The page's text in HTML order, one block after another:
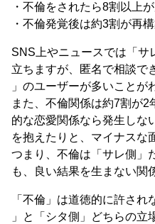
・不倫をされたら8割以上
・不倫発覚後は約3割が再
SNS上やニュースでは「サ
立ちますが、匿名で相談で
」のユーザーが多いことが
また、不倫関係は約7割が
的な恋愛関係なら発生しな
を抱えたりと、マイナスな
つまり、不倫は「サレ側」
も、良い結果を生まない関
「不倫」は道徳的に許さ
」と「シタ側」どちらの立